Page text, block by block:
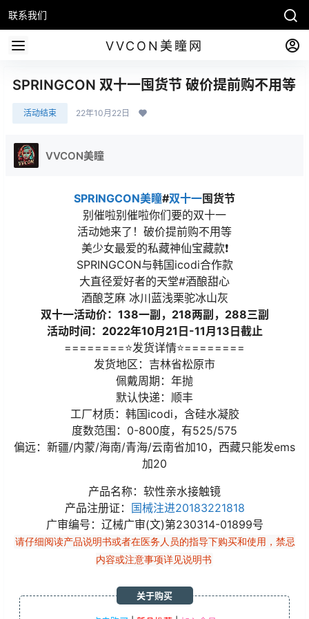
联系我们
VVCON美瞳网
SPRINGCON 双十一囤货节 破价提前购不用等
活动结束 22年10月22日
VVCON美瞳
SPRINGCON美瞳#双十一囤货节
别催啦别催啦你们要的双十一
活动她来了！破价提前购不用等
美少女最爱的私藏神仙宝藏款❗️
SPRINGCON与韩国icodi合作款
大直径爱好者的天堂#酒酿甜心
酒酿芝麻 冰川蓝浅栗驼冰山灰
双十一活动价：138一副，218两副，288三副
活动时间：2022年10月21日-11月13日截止
========⭐发货详情⭐========
发货地区：吉林省松原市
佩戴周期：年抛
默认快递：顺丰
工厂材质：韩国icodi，含硅水凝胶
度数范围：0-800度，有525/575
偏远：新疆/内蒙/海南/青海/云南省加10，西藏只能发ems
加20
产品名称：软性亲水接触镜
产品注册证：
国械注进20183221818
广审编号：辽械广审(文)第230314-01899号
请仔细阅读产品说明书或者在医务人员的指导下购买和使用，禁忌
内容或注意事项详见说明书
关于购买